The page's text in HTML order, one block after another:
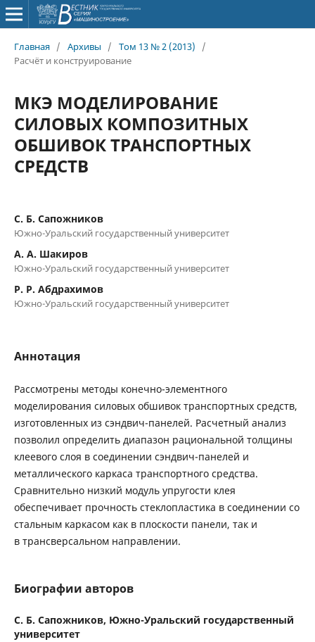
Главная / Архивы / Том 13 № 2 (2013)
/
Расчёт и конструирование
МКЭ МОДЕЛИРОВАНИЕ
СИЛОВЫХ КОМПОЗИТНЫХ
ОБШИВОК ТРАНСПОРТНЫХ
СРЕДСТВ
C. Б. Сапожников
Южно-Уральский государственный университет
А. А. Шакиров
Южно-Уральский государственный университет
Р. Р. Абдрахимов
Южно-Уральский государственный университет
Аннотация
Рассмотрены методы конечно-элементного
моделирования силовых обшивок транспортных средств,
изготовленных из сэндвич-панелей. Расчетный анализ
позволил определить диапазон рациональной толщины
клеевого слоя в соединении сэндвич-панелей и
металлического каркаса транспортного средства.
Сравнительно низкий модуль упругости клея
обеспечивает прочность стеклопластика в соединении со
стальным каркасом как в плоскости панели, так и
в трансверсальном направлении.
Биографии авторов
C. Б. Сапожников, Южно-Уральский государственный
университет